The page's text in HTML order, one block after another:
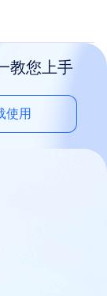
教您上手
使用